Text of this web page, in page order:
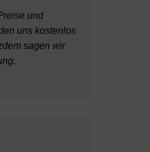
und
uns kostenlos
sagen wir